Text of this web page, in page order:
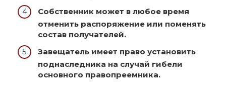
Собственник может в любое время
отменить распоряжение или поменять
состав получателей.
Завещатель имеет право установить
поднаследника на случай гибели
основного правопреемника.